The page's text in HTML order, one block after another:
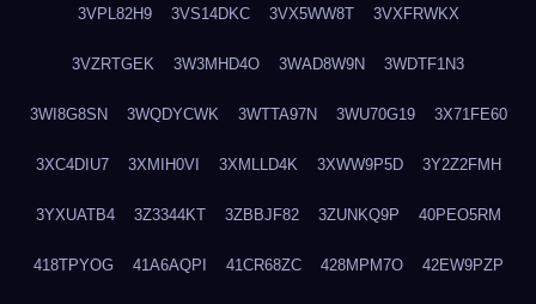
3VPL82H9 3VS14DKC 3VX5WW8T 3VXFRWKX
3VZRTGEK 3W3MHD4O 3WAD8W9N 3WDTF1N3
3WI8G8SN 3WQDYCWK 3WTTA97N 3WU70G19 3X71FE60
3XC4DIU7 3XMIH0VI 3XMLLD4K 3XWW9P5D 3Y2Z2FMH
3YXUATB4 3Z3344KT 3ZBBJF82 3ZUNKQ9P 40PEO5RM
418TPYOG 41A6AQPI 41CR68ZC 428MPM7O 42EW9PZP